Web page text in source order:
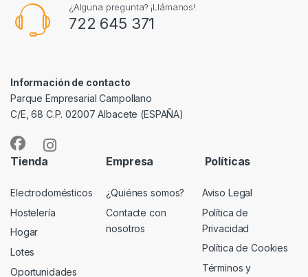
¿Alguna pregunta? ¡Llámanos!
722 645 371
Información de contacto
Parque Empresarial Campollano
C/E, 68 C.P. 02007 Albacete (ESPAÑA)
Tienda
Electrodomésticos
Hostelería
Hogar
Lotes
Oportunidades
Empresa
¿Quiénes somos?
Contacte con
nosotros
Políticas
Aviso Legal
Política de
Privacidad
Política de Cookies
Términos y